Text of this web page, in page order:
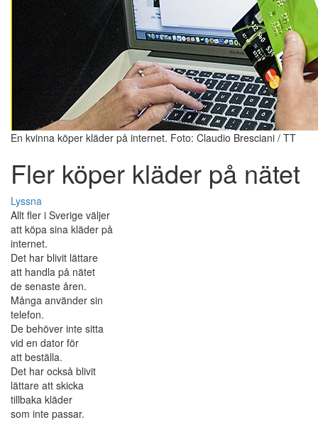
En kvinna köper kläder på internet. Foto: Claudio Bresciani / TT
Fler köper kläder på nätet
Lyssna
Allt fler i Sverige väljer
att köpa sina kläder på
internet.
Det har blivit lättare
att handla på nätet
de senaste åren.
Många använder sin
telefon.
De behöver inte sitta
vid en dator för
att beställa.
Det har också blivit
lättare att skicka
tillbaka kläder
som inte passar.